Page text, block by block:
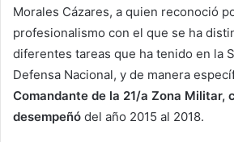
Morales Cázares, a quien reconoció
profesionalismo con el que se ha
diferentes tareas que ha tenido en la
Defensa Nacional, y de manera
Comandante de la 21/a Zona Militar,
desempeñó del año 2015 al 2018.